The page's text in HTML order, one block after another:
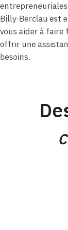
Billy-Berclau est
vous aider à faire
offrir une
besoins.